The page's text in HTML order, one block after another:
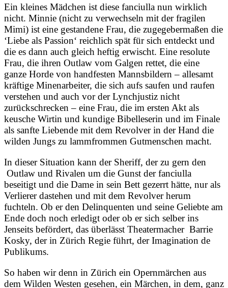
Ein kleines Mädchen ist diese fanciulla nun wirklich
nicht. Minnie (nicht zu verwechseln mit der fragilen
Mimi) ist eine gestandene Frau, die zugegebermaßen die
‘Liebe als Passion‘ reichlich spät für sich entdeckt und
die es dann auch gleich heftig erwischt. Eine resolute
Frau, die ihren Outlaw vom Galgen rettet, die eine
ganze Horde von handfesten Mannsbildern – allesamt
kräftige Minenarbeiter, die sich aufs saufen und raufen
verstehen und auch vor der Lynchjustiz nicht
zurückschrecken – eine Frau, die im ersten Akt als
keusche Wirtin und kundige Bibelleserin und im Finale
als sanfte Liebende mit dem Revolver in der Hand die
wilden Jungs zu lammfrommen Gutmenschen macht.
In dieser Situation kann der Sheriff, der zu gern den
Outlaw und Rivalen um die Gunst der fanciulla
beseitigt und die Dame in sein Bett gezerrt hätte, nur als
Verlierer dastehen und mit dem Revolver herum
fuchteln. Ob er den Delinquenten und seine Geliebte am
Ende doch noch erledigt oder ob er sich selber ins
Jenseits befördert, das überlässt Theatermacher Barrie
Kosky, der in Zürich Regie führt, der Imagination de
Publikums.
So haben wir denn in Zürich ein Opernmärchen aus
dem Wilden Westen gesehen, ein Märchen, in dem, ganz